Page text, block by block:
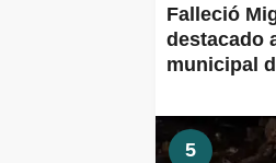
Falleció
destacado
municipal
5